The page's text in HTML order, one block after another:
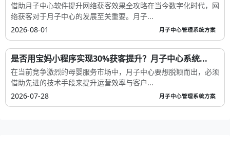
借助月子中心软件提升网络获客效果全攻略在当今数字化时代，网
络获客对于月子中心的发展至关重要。月子...
2026-08-01
月子中心管理系统方案
是否用宝妈小程序实现30%获客提升？月子中心系统...
在当前竞争激烈的母婴服务市场中，月子中心要想脱颖而出，必须
借助先进的技术手段来提升运营效率与客户...
2026-07-28
月子中心管理系统方案